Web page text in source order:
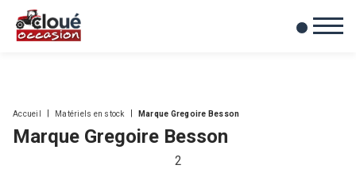
Mes favoris
0
Accueil Matériels en stock Marque Gregoire Besson
Marque Gregoire Besson
2